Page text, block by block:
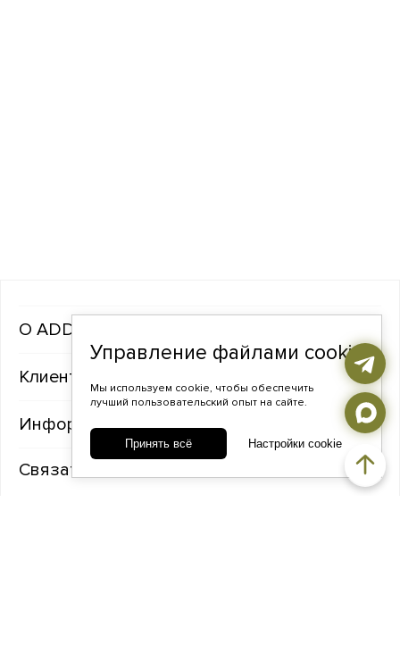
ADDA gems
Клиентам
Информация
Связаться с нами
Управление файлами cookie
Мы используем cookie, чтобы обеспечить
лучший пользовательский опыт на сайте.
Принять всё Настройки cookie